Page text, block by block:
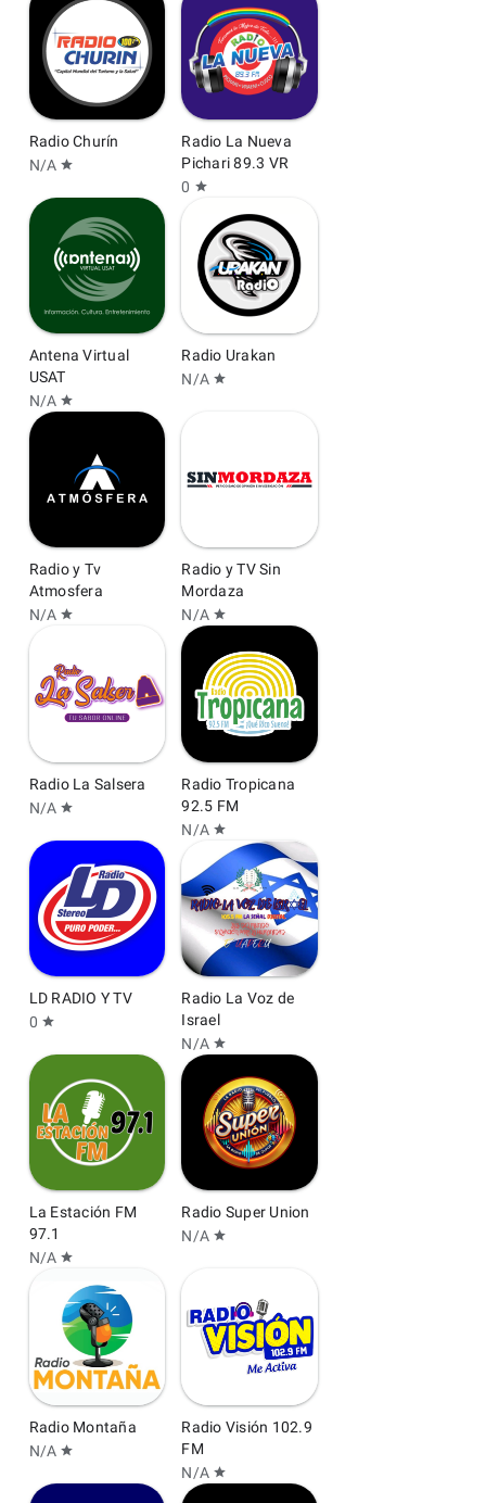
Radio Churín
N/A star
Radio La Nueva
Pichari 89.3 VR
0 star
Antena Virtual
USAT
N/A star
Radio Urakan
N/A star
Radio y Tv
Atmosfera
N/A star
Radio y TV Sin
Mordaza
N/A star
Radio La Salsera
N/A star
Radio Tropicana
92.5 FM
N/A star
LD RADIO Y TV
0 star
Radio La Voz de
Israel
N/A star
La Estación FM
97.1
N/A star
Radio Super Union
N/A star
Radio Montaña
N/A star
Radio Visión 102.9
FM
N/A star